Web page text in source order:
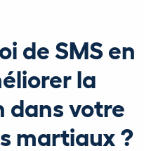
de SMS en
la
dans votre
martiaux ?